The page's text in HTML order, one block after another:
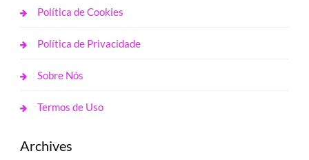
Política de Cookies
Política de Privacidade
Sobre Nós
Termos de Uso
Archives